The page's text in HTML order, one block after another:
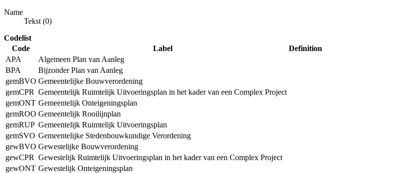
Name
Tekst (0)
Codelist
Code
Label
Definition
APA
Algemeen Plan van Aanleg
BPA
Bijzonder Plan van Aanleg
gemBVO Gemeentelijke Bouwverordening
gemCPR Gemeentelijk Ruimtelijk Uitvoeringsplan in het kader van een Complex Project
gemONT Gemeentelijk Onteigeningsplan
gemROO Gemeentelijk Rooilijnplan
gemRUP Gemeentelijk Ruimtelijk Uitvoeringsplan
gemSVO Gemeentelijke Stedenbouwkundige Verordening
gewBVO Gewestelijke Bouwverordening
gewCPR Gewestelijk Ruimtelijk Uitvoeringsplan in het kader van een Complex Project
gewONT Gewestelijk Onteigeningsplan